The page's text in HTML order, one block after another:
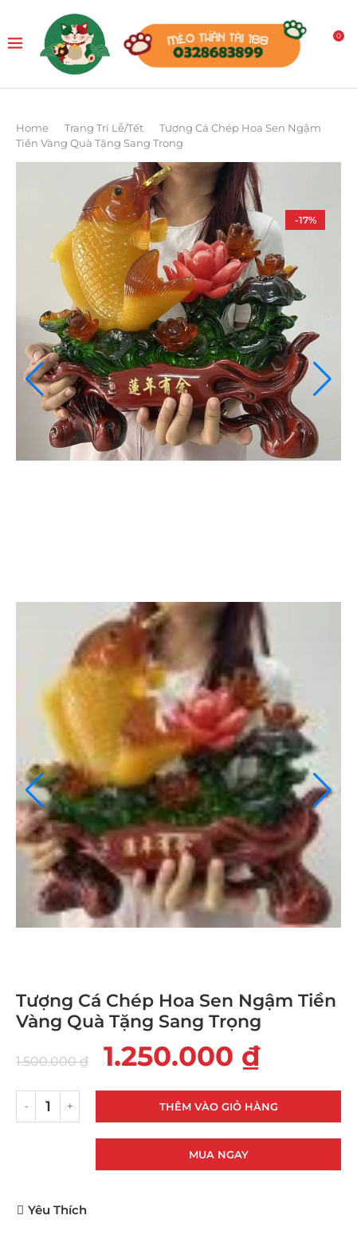
0
Home Trang Trí Lễ/Tết
Tượng Cá Chép Hoa Sen Ngậm
Tiền Vàng Quà Tặng Sang Trọng
-17%
Tượng Cá Chép Hoa Sen Ngậm Tiền
Vàng Quà Tặng Sang Trọng
1.500.000₫ 1.250.000 ₫
THÊM VÀO GIỎ HÀNG
MUA NGAY
Yêu Thích